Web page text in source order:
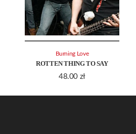
ROTTEN THING TO SAY
48.00 zł
Burning Love